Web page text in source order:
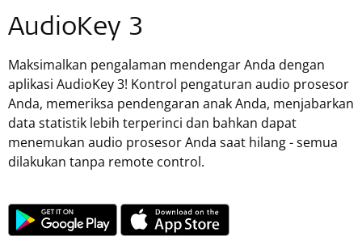
AudioKey 3
Maksimalkan pengalaman mendengar Anda dengan
aplikasi AudioKey 3! Kontrol pengaturan audio prosesor
Anda, memeriksa pendengaran anak Anda, menjabarkan
data statistik lebih terperinci dan bahkan dapat
menemukan audio prosesor Anda saat hilang - semua
dilakukan tanpa remote control.